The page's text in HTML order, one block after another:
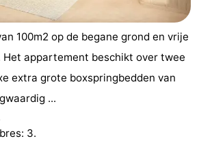
100m2 op de begane grond en vrije
Het appartement beschikt over twee
extra grote boxspringbedden van
...
3.